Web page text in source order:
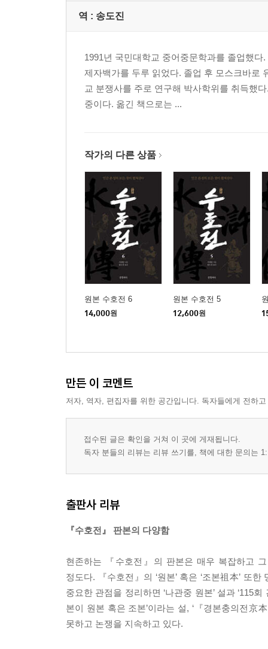
역 : 송도진
1991년 국민대학교 중어중문학과를 졸업했
제자백가를 두루 읽었다. 졸업 후 모스크바로
교 분쟁사를 주로 연구해 박사학위를 취득했
중이다. 옮긴 책으로는 ...
작가의 다른 상품
원본 수호전 6
14,000원
원본 수호전 5
12,600원
만든 이 코멘트
저자, 역자, 편집자를 위한 공간입니다. 독자들에게 전하
접수된 글은 확인을 거쳐 이 곳에 게재됩니다.
독자 분들의 리뷰는 리뷰 쓰기를, 책에 대한 문의는
출판사 리뷰
『수호전』 판본의 다양함
현존하는 『수호전』의 판본은 매우 복잡하고
정도다. 『수호전』의 ‘원본’ 혹은 ‘조본祖本’ 또
중요한 관점을 정리하면 ‘나관중 원본’ 설과 ‘115
본이 원본 혹은 조본’이라는 설, ‘『경본충의전京
못하고 논쟁을 지속하고 있다.